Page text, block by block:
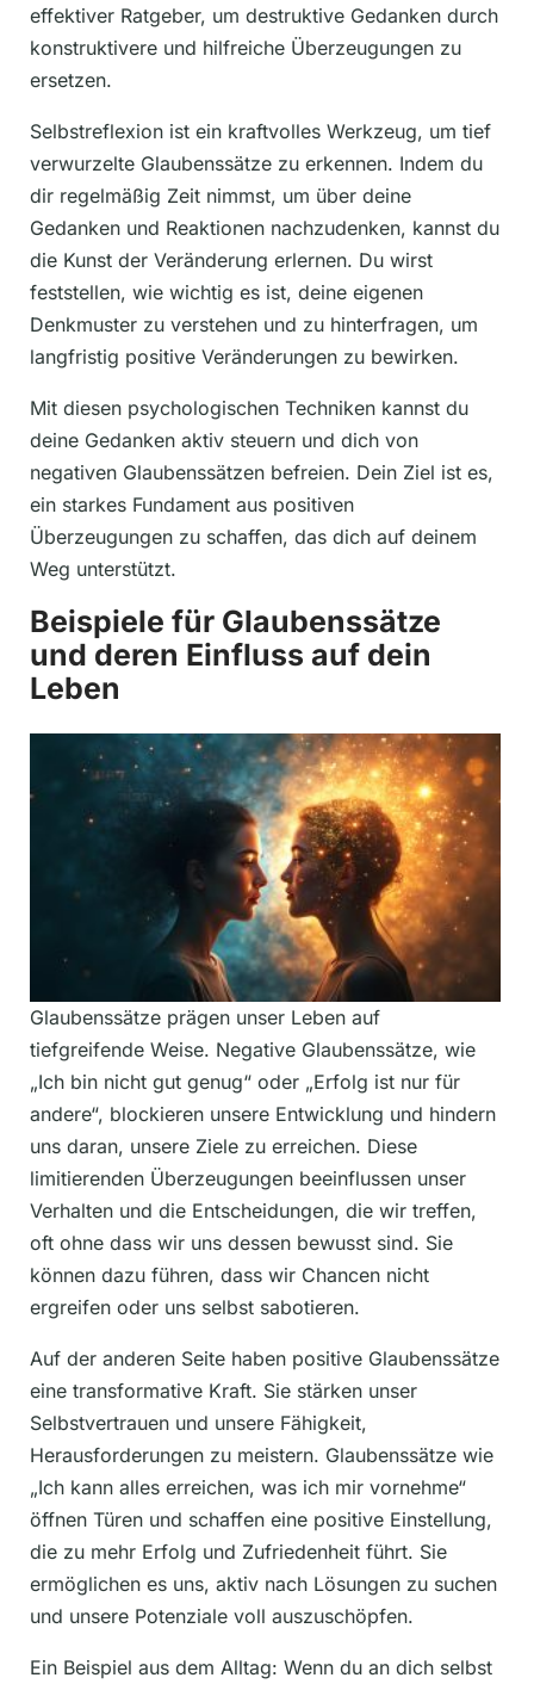
effektiver Ratgeber, um destruktive Gedanken durch
konstruktivere und hilfreiche Überzeugungen zu
ersetzen.
Selbstreflexion ist ein kraftvolles Werkzeug, um tief
verwurzelte Glaubenssätze zu erkennen. Indem du
dir regelmäßig Zeit nimmst, um über deine
Gedanken und Reaktionen nachzudenken, kannst du
die Kunst der Veränderung erlernen. Du wirst
feststellen, wie wichtig es ist, deine eigenen
Denkmuster zu verstehen und zu hinterfragen, um
langfristig positive Veränderungen zu bewirken.
Mit diesen psychologischen Techniken kannst du
deine Gedanken aktiv steuern und dich von
negativen Glaubenssätzen befreien. Dein Ziel ist es,
ein starkes Fundament aus positiven
Überzeugungen zu schaffen, das dich auf deinem
Weg unterstützt.
Beispiele für Glaubenssätze
und deren Einfluss auf dein
Leben
Glaubenssätze prägen unser Leben auf
tiefgreifende Weise. Negative Glaubenssätze, wie
„Ich bin nicht gut genug“ oder „Erfolg ist nur für
andere“, blockieren unsere Entwicklung und hindern
uns daran, unsere Ziele zu erreichen. Diese
limitierenden Überzeugungen beeinflussen unser
Verhalten und die Entscheidungen, die wir treffen,
oft ohne dass wir uns dessen bewusst sind. Sie
können dazu führen, dass wir Chancen nicht
ergreifen oder uns selbst sabotieren.
Auf der anderen Seite haben positive Glaubenssätze
eine transformative Kraft. Sie stärken unser
Selbstvertrauen und unsere Fähigkeit,
Herausforderungen zu meistern. Glaubenssätze wie
„Ich kann alles erreichen, was ich mir vornehme“
öffnen Türen und schaffen eine positive Einstellung,
die zu mehr Erfolg und Zufriedenheit führt. Sie
ermöglichen es uns, aktiv nach Lösungen zu suchen
und unsere Potenziale voll auszuschöpfen.
Ein Beispiel aus dem Alltag: Wenn du an dich selbst